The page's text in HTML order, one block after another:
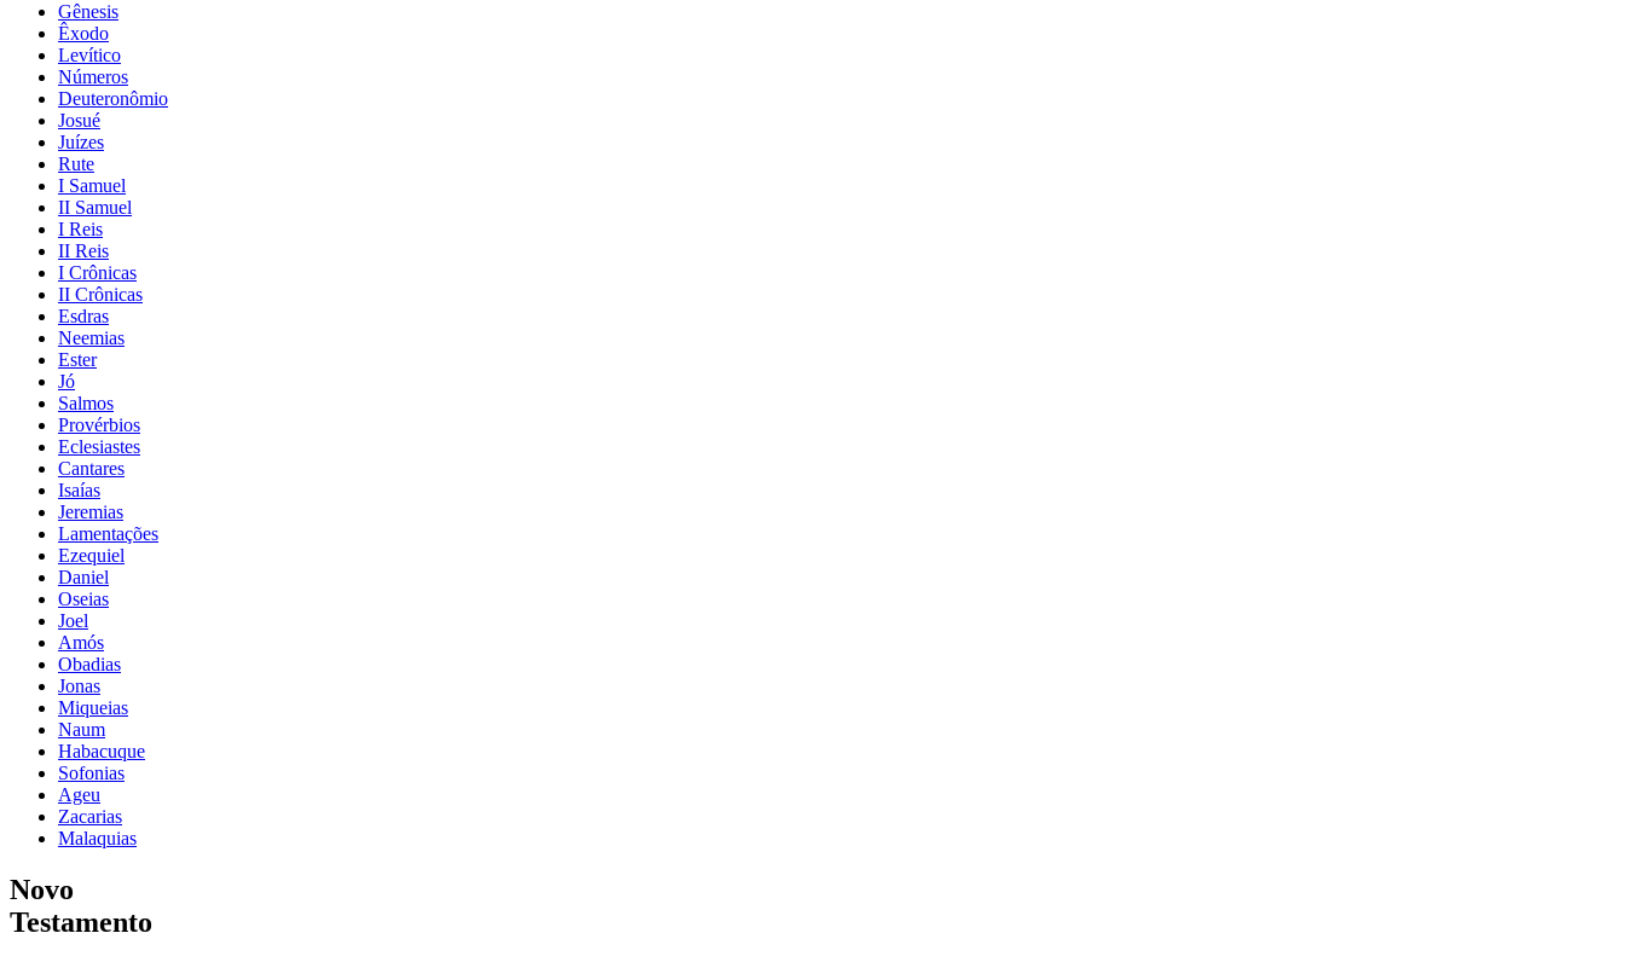
Gênesis
Êxodo
Levítico
Números
Deuteronômio
Josué
Juízes
Rute
I Samuel
II Samuel
I Reis
II Reis
I Crônicas
II Crônicas
Esdras
Neemias
Ester
Jó
Salmos
Provérbios
Eclesiastes
Cantares
Isaías
Jeremias
Lamentações
Ezequiel
Daniel
Oseias
Joel
Amós
Obadias
Jonas
Miqueias
Naum
Habacuque
Sofonias
Ageu
Zacarias
Malaquias
Novo
Testamento